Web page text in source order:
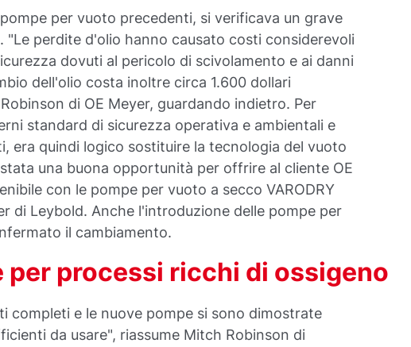
per vuoto precedenti, si verificava un grave
"Le perdite d'olio hanno causato costi considerevoli
dovuti al pericolo di scivolamento e ai danni
dell'olio costa inoltre circa 1.600 dollari
di OE Meyer, guardando indietro. Per
standard di sicurezza operativa e ambientali e
era quindi logico sostituire la tecnologia del vuoto
una buona opportunità per offrire al cliente OE
con le pompe per vuoto a secco VARODRY
di Leybold. Anche l'introduzione delle pompe per
il cambiamento.
processi ricchi di ossigeno
completi e le nuove pompe si sono dimostrate
da usare", riassume Mitch Robinson di